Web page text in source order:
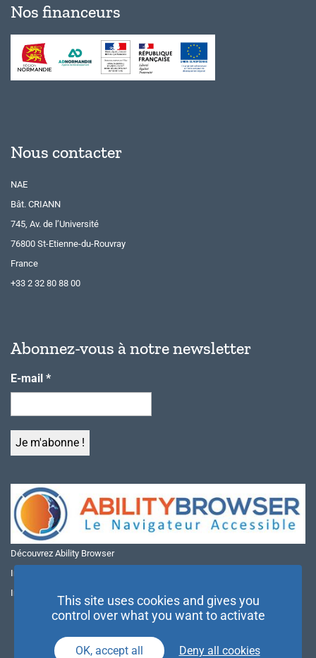
Nos financeurs
Nous contacter
NAE
Bât. CRIANN
745, Av. de l’Université
76800 St-Etienne-du-Rouvray
France
+33 2 32 80 88 00
Abonnez-vous à notre newsletter
E-mail *
Découvrez Ability Browser
Installer Ability Browser sur Windows
Installer Ability Browser sur Mac
This site uses cookies and gives you
control over what you want to activate
OK, accept all Deny all cookies